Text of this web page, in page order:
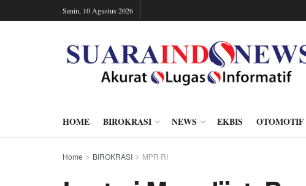
Senin, 10 Agustus 2026
HOME BIROKRASI NEWS EKBIS OTOMOTIF
Home BIROKRASI MPR RI